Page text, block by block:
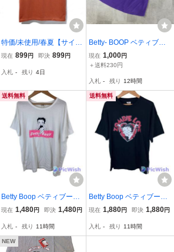
特価/未使用/春夏【サイズ
=L(レディス)】BETTY BO
ス/半袖/Tシャツ/胸囲=86~
現在 899円 即決 899円
入札 - 残り 4日
Betty- BOOP ベティブー
プ ベディちゃん バッ
クプリント Tシャツ 半
ー パープル レディー
スF 古着
現在 1,000円
＋送料230円
入札 - 残り 12時間
送料無料
Betty Boop ベティブー
プ ベティちゃん ladie
イズ シルエット オー
バーサイズ キャラクタ
ー M-L ホワイト
現在 1,480円 即決 1,480円
入札 - 残り 11時間
送料無料
Betty Boop ベティブー
プ ベティちゃん ladie
イズ シルエット オー
バーサイズ キャラクタ
現在 1,880円 即決 1,880円
入札 - 残り 11時間
NEW